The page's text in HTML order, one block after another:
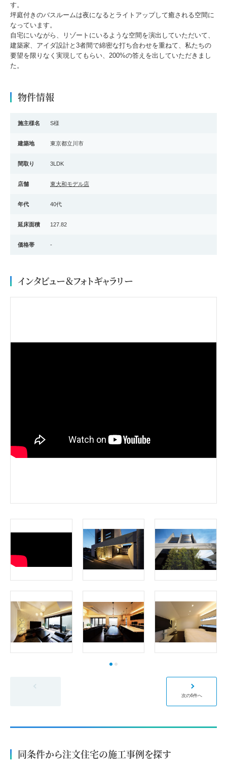
す。
坪庭付きのバスルームは夜になるとライトアップして癒される空間に
なっています。
自宅にいながら、リゾートにいるような空間を演出していただいて、
建築家、アイダ設計と3者間で綿密な打ち合わせを重ねて、私たちの
要望を限りなく実現してもらい、200%の答えを出していただきまし
た。
物件情報
施主様名 S様
建築地 東京都立川市
間取り 3LDK
店舗 東大和モデル店
年代 40代
延床面積 127.82
価格帯 -
インタビュー＆フォトギャラリー
次の6件へ
同条件から注文住宅の施工事例を探す